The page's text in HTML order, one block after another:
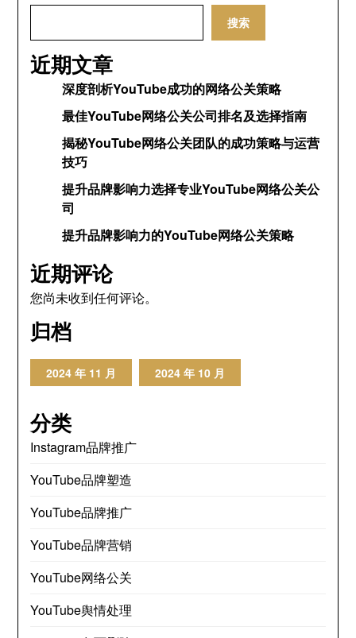
搜索
近期文章
深度剖析YouTube成功的网络公关策略
最佳YouTube网络公关公司排名及选择指南
揭秘YouTube网络公关团队的成功策略与运营
技巧
提升品牌影响力选择专业YouTube网络公关公
司
提升品牌影响力的YouTube网络公关策略
近期评论
您尚未收到任何评论。
归档
2024 年 11 月 2024 年 10 月
分类
Instagram品牌推广
YouTube品牌塑造
YouTube品牌推广
YouTube品牌营销
YouTube网络公关
YouTube舆情处理